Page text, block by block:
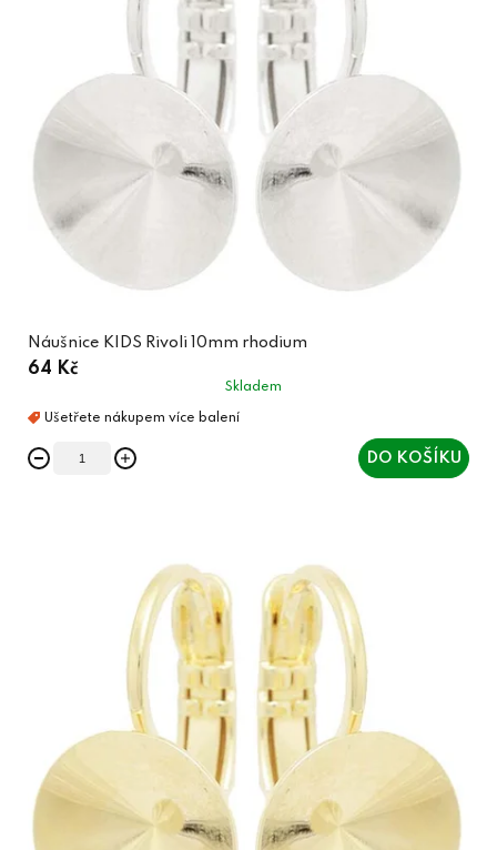
Náušnice KIDS Rivoli 10mm rhodium
64 Kč
Skladem
DO KOŠÍKU